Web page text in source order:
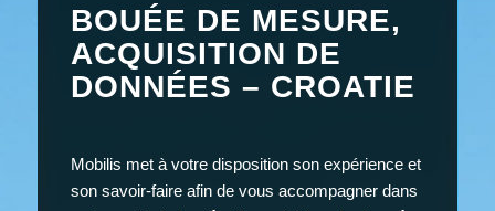
BOUÉE DE MESURE,
ACQUISITION DE
DONNÉES – CROATIE
Mobilis met à votre disposition son expérience et
son savoir-faire afin de vous accompagner dans